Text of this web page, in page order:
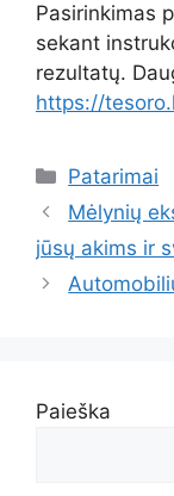
Pasirinkimas
sekant
rezultatų.
https://
Kategorijos
Patarimai
Mėlynių
jūsų akims ir
Paieška